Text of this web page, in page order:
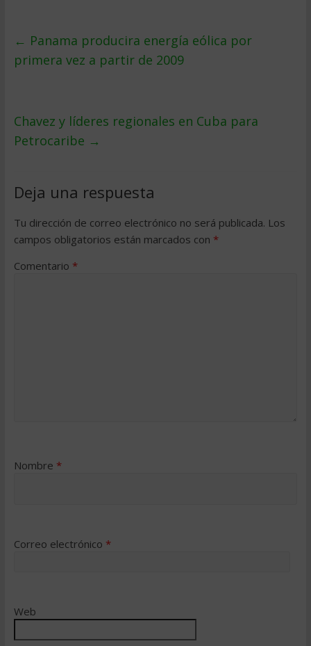
← Panama producira energí­a eólica por
primera vez a partir de 2009
Chavez y lí­deres regionales en Cuba para
Petrocaribe →
Deja una respuesta
Tu dirección de correo electrónico no será publicada. Los
campos obligatorios están marcados con *
Comentario *
Nombre *
Correo electrónico *
Web